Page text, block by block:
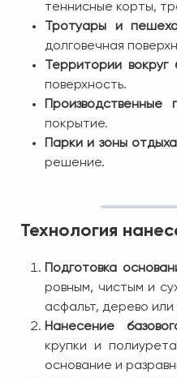
теннисные корты,
Тротуары и
долговечная
Территории вокруг
поверхность.
Производственные
покрытие.
Парки и зоны
решение.
Технология
Подготовка
ровным, чистым и
асфальт, дерево
Нанесение
крупки и
основание и